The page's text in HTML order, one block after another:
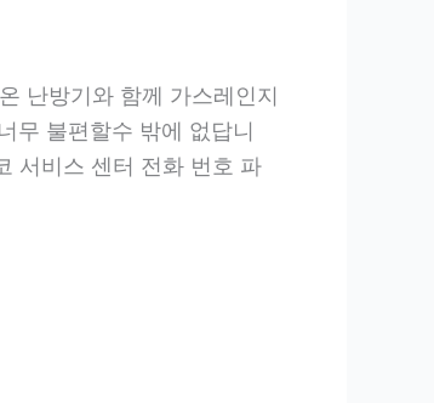
난방기와 함께 가스레인지
무 불편할수 밖에 없답니
서비스 센터 전화 번호 파